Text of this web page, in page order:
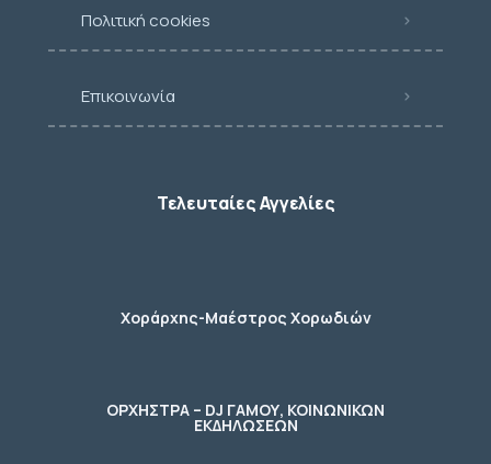
Πολιτική cookies
Επικοινωνία
Τελευταίες Αγγελίες
Χοράρχης-Μαέστρος Χορωδιών
ΟΡΧΗΣΤΡΑ – DJ ΓΑΜΟΥ, ΚΟΙΝΩΝΙΚΩΝ
ΕΚΔΗΛΩΣΕΩΝ